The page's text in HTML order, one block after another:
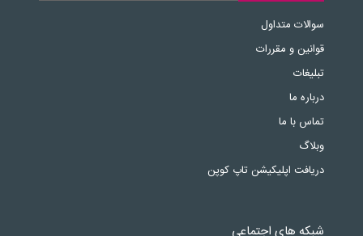
سوالات متداول
قوانین و مقررات
تبلیغات
درباره ما
تماس با ما
وبلاگ
دریافت اپلیکیشن تاپ کوپن
شبکه های اجتماعی